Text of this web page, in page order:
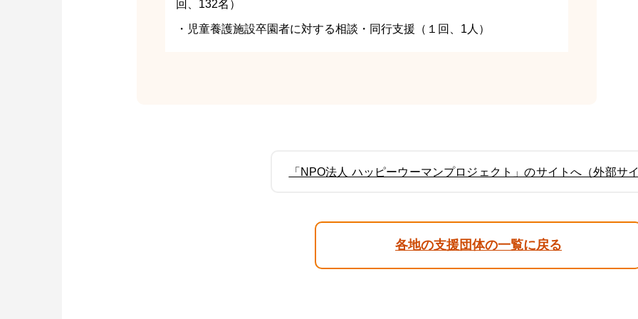
回、132名）
・児童養護施設卒園者に対する相談・同行支援（１回、1人）
「NPO法人 ハッピーウーマンプロジェクト」のサイトへ（外部サ
各地の支援団体の一覧に戻る